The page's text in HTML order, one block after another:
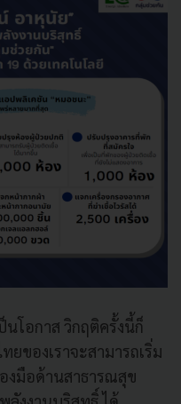
นโอกาส วิกฤติครั้งนี้ก็
ของเราจะสามารถเริ่ม
งมือด้านสาธารณสุข